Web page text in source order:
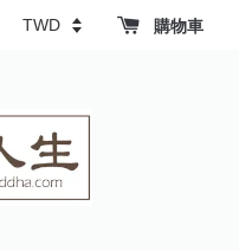
購物車